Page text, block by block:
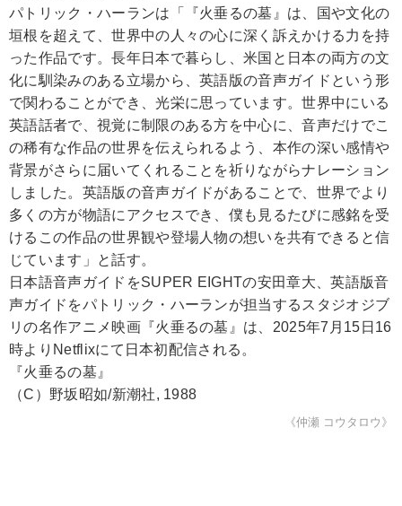
パトリック・ハーランは「『火垂るの墓』は、国や文化の
垣根を超えて、世界中の人々の心に深く訴えかける力を持
った作品です。長年日本で暮らし、米国と日本の両方の文
化に馴染みのある立場から、英語版の音声ガイドという形
で関わることができ、光栄に思っています。世界中にいる
英語話者で、視覚に制限のある方を中心に、音声だけでこ
の稀有な作品の世界を伝えられるよう、本作の深い感情や
背景がさらに届いてくれることを祈りながらナレーション
しました。英語版の音声ガイドがあることで、世界でより
多くの方が物語にアクセスでき、僕も見るたびに感銘を受
けるこの作品の世界観や登場人物の想いを共有できると信
じています」と話す。
日本語音声ガイドをSUPER EIGHTの安田章大、英語版音
声ガイドをパトリック・ハーランが担当するスタジオジブ
リの名作アニメ映画『火垂るの墓』は、2025年7月15日16
時よりNetflixにて日本初配信される。
『火垂るの墓』
（C）野坂昭如/新潮社, 1988
《仲瀬 コウタロウ》